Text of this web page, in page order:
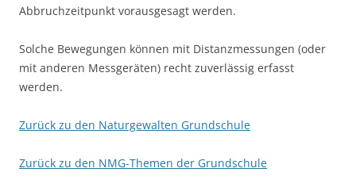
Abbruchzeitpunkt vorausgesagt werden.
Solche Bewegungen können mit Distanzmessungen (oder
mit anderen Messgeräten) recht zuverlässig erfasst
werden.
Zurück zu den Naturgewalten Grundschule
Zurück zu den NMG-Themen der Grundschule